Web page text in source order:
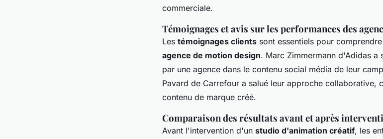
commerciale.
Témoignages et avis sur les performances des
Les témoignages clients sont essentiels pour
agence de motion design. Marc Zimmermann d'Adidas
par une agence dans le contenu social média de leur
Pavard de Carrefour a salué leur approche collaborative,
contenu de marque créé.
Comparaison des résultats avant et après
Avant l'intervention d'un studio d'animation créatif, les